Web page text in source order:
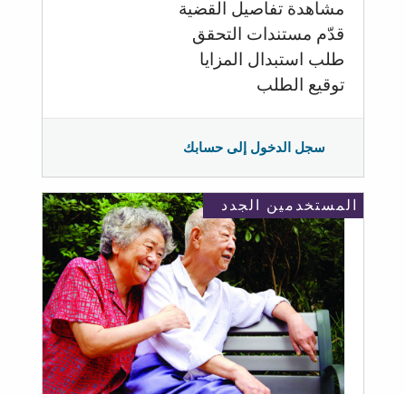
مشاهدة تفاصيل القضية
قدّم مستندات التحقق
طلب استبدال المزايا
توقيع الطلب
سجل الدخول إلى حسابك
المستخدمين الجدد